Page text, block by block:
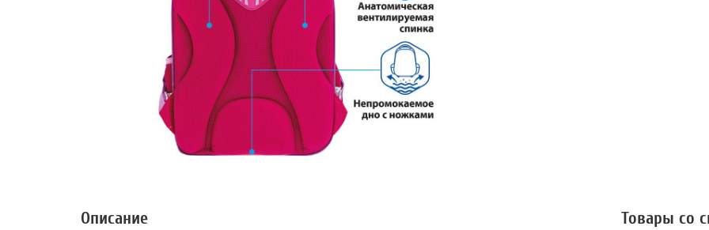
Описание Товары со